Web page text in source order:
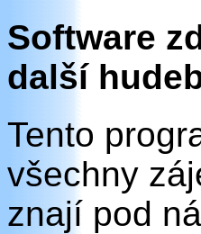
Software
další
Tento
všechny
znají pod